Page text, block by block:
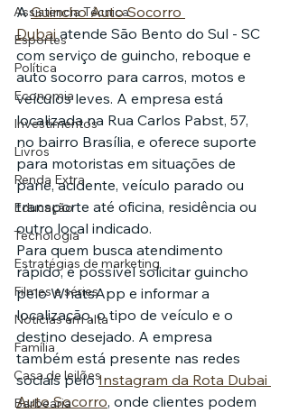
Assistencia Técnica
Esportes
Política
Economia
Investimentos
Livros
Renda Extra
Educação
Tecnologia
Estratégias de marketing
Filmes e séries
Noticias em alta
Família
Casa de leilões
Barbearia
A Guincho Auto Socorro
Dubai atende São Bento do Sul - SC
com serviço de guincho, reboque e
auto socorro para carros, motos e
veículos leves. A empresa está
localizada na Rua Carlos Pabst, 57,
no bairro Brasília, e oferece suporte
para motoristas em situações de
pane, acidente, veículo parado ou
transporte até oficina, residência ou
outro local indicado.
Para quem busca atendimento
rápido, é possível solicitar guincho
pelo WhatsApp e informar a
localização, o tipo de veículo e o
destino desejado. A empresa
também está presente nas redes
sociais pelo Instagram da Rota Dubai
Auto Socorro, onde clientes podem